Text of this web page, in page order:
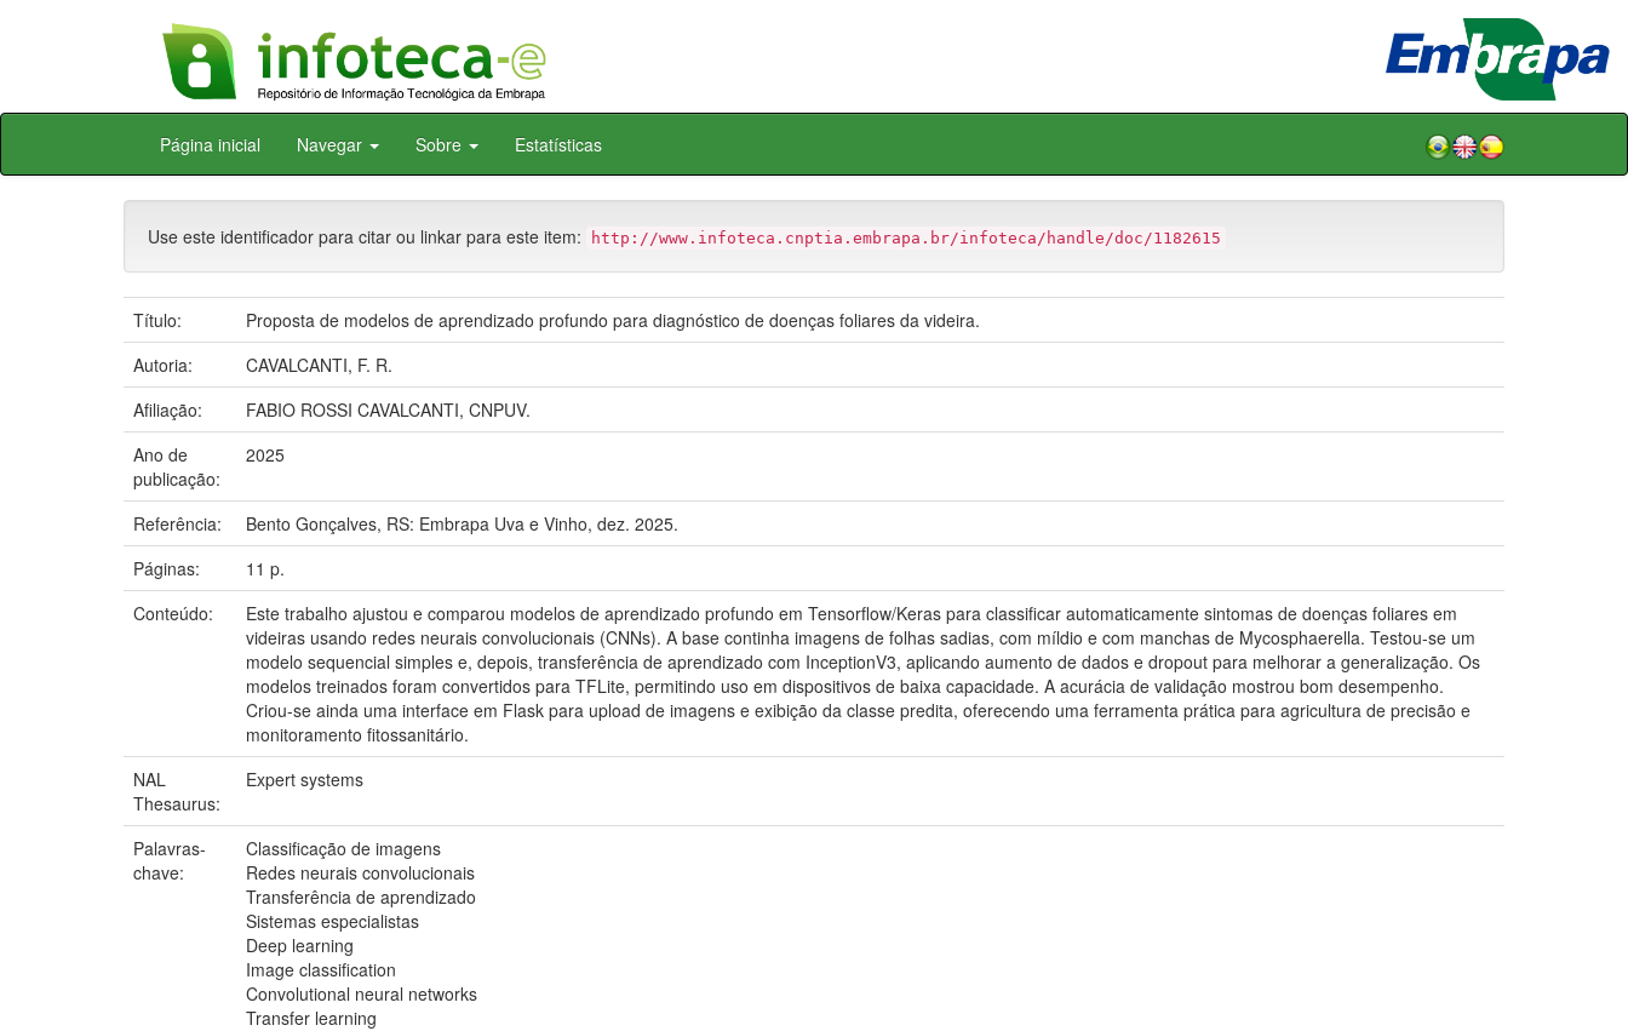
Skip
Página inicial Navegar Sobre Estatísticas
Use este identificador para citar ou linkar para este item: http://www.infoteca.cnptia.embrapa.br/infoteca/handle/doc/1182615
Título:
Proposta de modelos de aprendizado profundo para diagnóstico de doenças foliares da videira.
Autoria:
CAVALCANTI, F. R.
Afiliação:
FABIO ROSSI CAVALCANTI, CNPUV.
Ano de
publicação:
2025
Referência:
Bento Gonçalves, RS: Embrapa Uva e Vinho, dez. 2025.
Páginas:
11 p.
Conteúdo:
Este trabalho ajustou e comparou modelos de aprendizado profundo em Tensorflow/Keras para classificar automaticamente sintomas de doenças foliares em
videiras usando redes neurais convolucionais (CNNs). A base continha imagens de folhas sadias, com míldio e com manchas de Mycosphaerella. Testou-se um
modelo sequencial simples e, depois, transferência de aprendizado com InceptionV3, aplicando aumento de dados e dropout para melhorar a generalização. Os
modelos treinados foram convertidos para TFLite, permitindo uso em dispositivos de baixa capacidade. A acurácia de validação mostrou bom desempenho.
Criou-se ainda uma interface em Flask para upload de imagens e exibição da classe predita, oferecendo uma ferramenta prática para agricultura de precisão e
monitoramento fitossanitário.
NAL
Thesaurus:
Expert systems
Palavras-
chave:
Classificação de imagens
Redes neurais convolucionais
Transferência de aprendizado
Sistemas especialistas
Deep learning
Image classification
Convolutional neural networks
Transfer learning